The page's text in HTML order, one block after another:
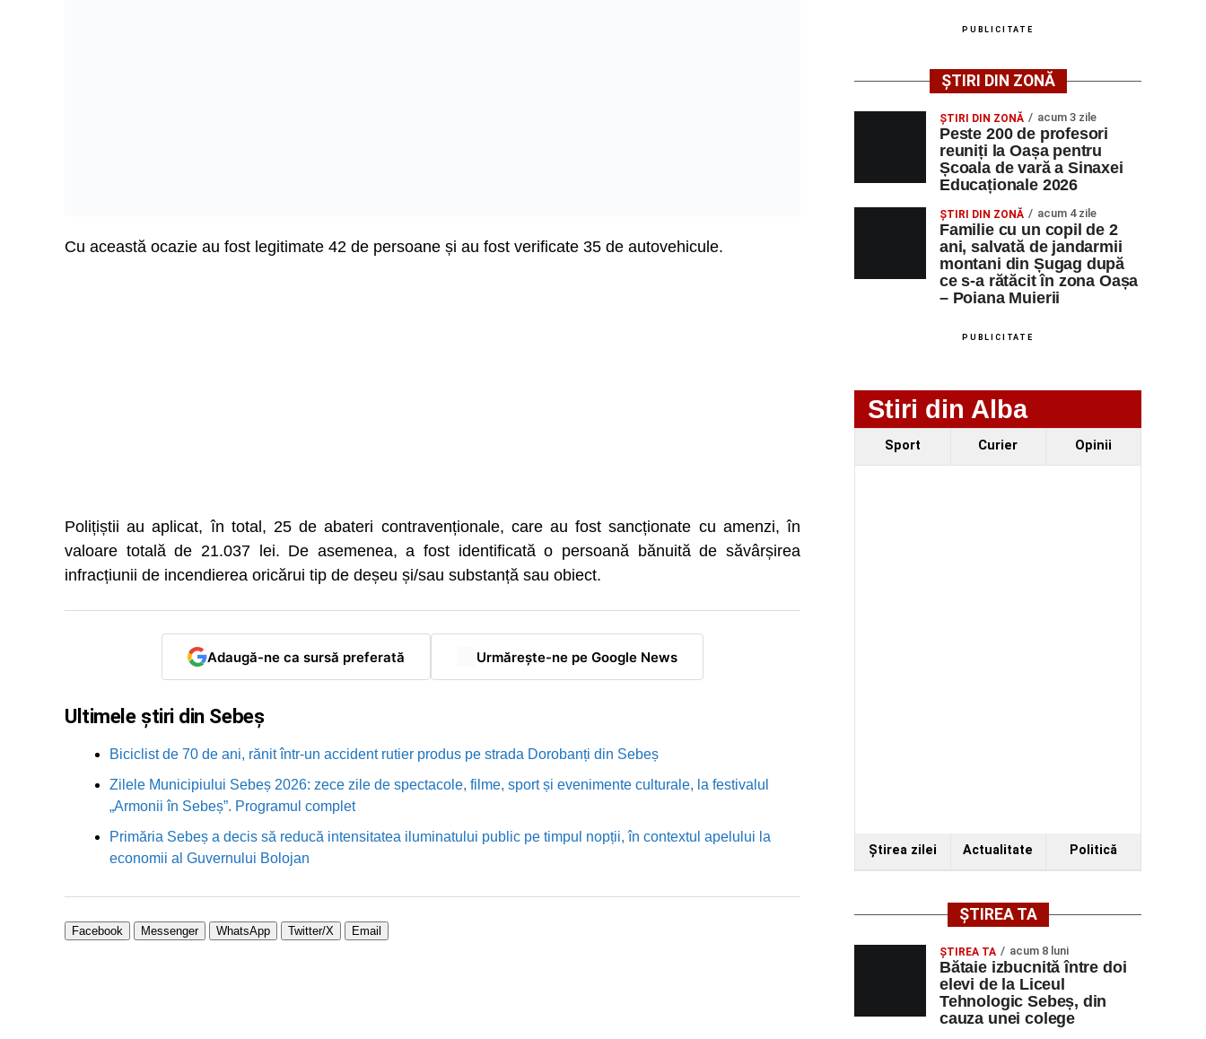
Cu această ocazie au fost legitimate 42 de persoane și au fost verificate 35 de autovehicule.
Polițiștii au aplicat, în total, 25 de abateri contravenționale, care au fost sancționate cu amenzi, în
valoare totală de 21.037 lei. De asemenea, a fost identificată o persoană bănuită de săvârșirea
infracțiunii de incendierea oricărui tip de deșeu și/sau substanță sau obiect.
Adaugă-ne ca sursă preferată Urmărește-ne pe Google News
Ultimele știri din Sebeș
Biciclist de 70 de ani, rănit într-un accident rutier produs pe strada Dorobanți din Sebeș
Zilele Municipiului Sebeș 2026: zece zile de spectacole, filme, sport și evenimente culturale, la festivalul
„Armonii în Sebeș”. Programul complet
Primăria Sebeș a decis să reducă intensitatea iluminatului public pe timpul nopții, în contextul apelului la
economii al Guvernului Bolojan
Facebook Messenger WhatsApp Twitter/X Email
PUBLICITATE
ȘTIRI DIN ZONĂ
ȘTIRI DIN ZONĂ acum 3 zile
Peste 200 de profesori
reuniți la Oașa pentru
Școala de vară a Sinaxei
Educaționale 2026
ȘTIRI DIN ZONĂ acum 4 zile
Familie cu un copil de 2
ani, salvată de jandarmii
montani din Șugag după
ce s-a rătăcit în zona Oașa
– Poiana Muierii
PUBLICITATE
Stiri din Alba
Sport Curier Opinii
Ştirea zilei Actualitate Politică
ȘTIREA TA
ŞTIREA TA acum 8 luni
Bătaie izbucnită între doi
elevi de la Liceul
Tehnologic Sebeș, din
cauza unei colege